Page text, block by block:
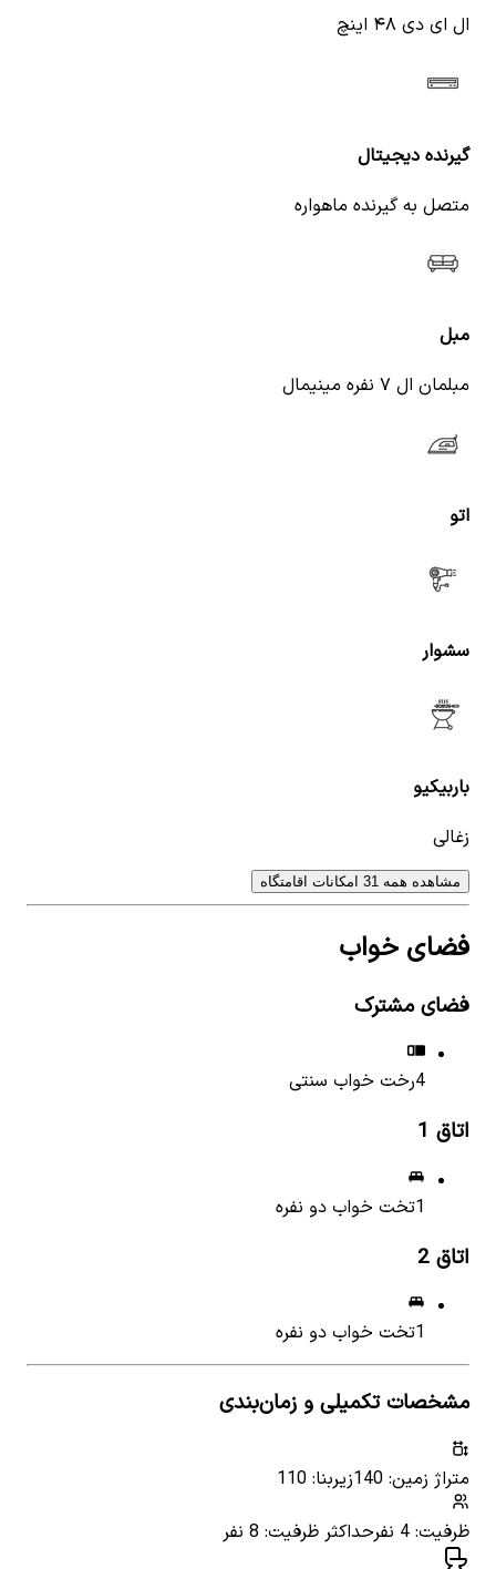
ال ای دی ۴۸‌ اینچ
گیرنده دیجیتال
متصل به گیرنده ماهواره
مبل
مبلمان ال ۷ نفره مینیمال
اتو
سشوار
باربیکیو
زغالی
مشاهده همه 31 امکانات اقامتگاه
فضای خواب
فضای مشترک
4رخت خواب سنتی
اتاق 1
1تخت خواب دو نفره
اتاق 2
1تخت خواب دو نفره
مشخصات تکمیلی و زمان‌بندی
متراژ زمین: 140
زیربنا: 110
ظرفیت: 4 نفر
حداکثر ظرفیت: 8 نفر